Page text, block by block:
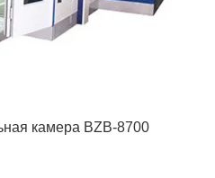
камера BZB-8700